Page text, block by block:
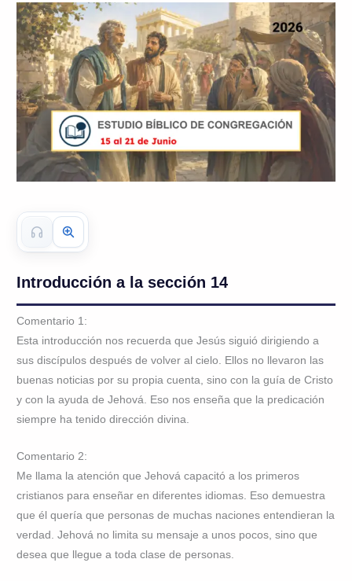
Introducción a la sección 14
Comentario 1:
Esta introducción nos recuerda que Jesús siguió dirigiendo a
sus discípulos después de volver al cielo. Ellos no llevaron las
buenas noticias por su propia cuenta, sino con la guía de Cristo
y con la ayuda de Jehová. Eso nos enseña que la predicación
siempre ha tenido dirección divina.
Comentario 2:
Me llama la atención que Jehová capacitó a los primeros
cristianos para enseñar en diferentes idiomas. Eso demuestra
que él quería que personas de muchas naciones entendieran la
verdad. Jehová no limita su mensaje a unos pocos, sino que
desea que llegue a toda clase de personas.